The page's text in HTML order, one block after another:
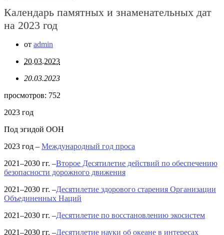
Календарь памятных и знаменательных дат
на 2023 год
от admin
20.03.2023
20.03.2023
просмотров: 752
2023 год
Под эгидой ООН
2023 год – Международный год проса
2021–2030 гг. –Второе Десятилетие действий по обеспечению
безопасности дорожного движения
2021–2030 гг. –Десятилетие здорового старения Организации
Объединенных Наций
2021–2030 гг. –Десятилетие по восстановлению экосистем
2021–2030 гг. –Десятилетие науки об океане в интересах